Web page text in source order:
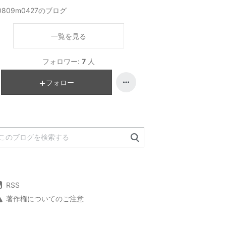
のブログ
一覧を見る
フォロワー: 7 人
フォロー
RSS
著作権についてのご注意